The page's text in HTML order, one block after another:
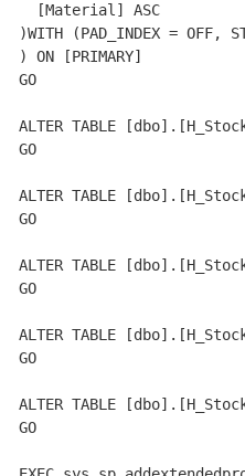
    [Material] ASC
)WITH (PAD_INDEX = OFF,
  ) ON [PRIMARY]
  GO
ALTER TABLE
  GO
ALTER TABLE
  GO
ALTER TABLE
  GO
ALTER TABLE
  GO
ALTER TABLE
  GO